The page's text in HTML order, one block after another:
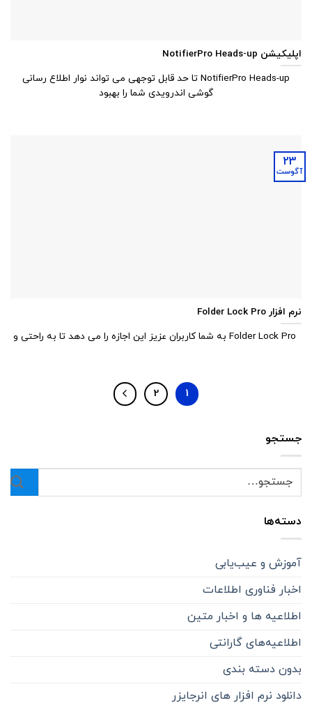
اپلیکیشن NotifierPro Heads-up
NotifierPro Heads-up تا حد قابل توجهی می تواند نوار اطلاع رسانی
گوشی اندرویدی شما را بهبود
نرم افزار Folder Lock Pro
23
آگوست
1
2
جستجو
دسته‌ها
آموزش و عیب‌یابی
اخبار فناوری اطلاعات
اطلاعیه ها و اخبار متین
اطلاعیه‌‌های گارانتی
بدون دسته بندی
دانلود نرم افزار های انرجایزر